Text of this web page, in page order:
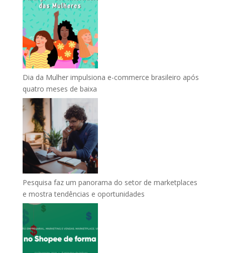
Dia da Mulher impulsiona e-commerce brasileiro após
quatro meses de baixa
Pesquisa faz um panorama do setor de marketplaces
e mostra tendências e oportunidades